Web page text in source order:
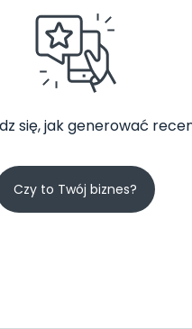
się, jak generować
Czy to Twój biznes?